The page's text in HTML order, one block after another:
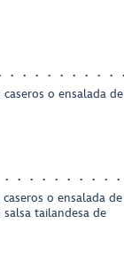
o ensalada de
o ensalada de
tailandesa de